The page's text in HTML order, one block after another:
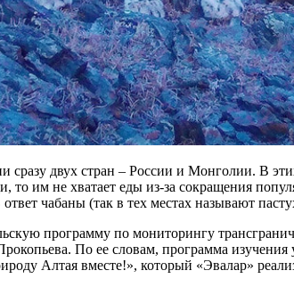
двух стран – России и Монголии. В
то им не хватает еды из-за сокращения
чабаны (так в тех местах называют
программу по мониторингу
По ее словам, программа
Алтая вместе!», который «Эвалар»